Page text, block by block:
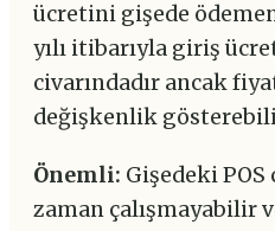
ücretini gişede
yılı itibarıyla giriş
civarındadır ancak
değişkenlik
Önemli: Gişedeki
zaman çalışmayabilir